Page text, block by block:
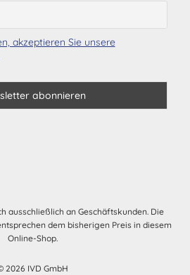
akzeptieren Sie unsere
ausschließlich an Geschäftskunden. Die
dem bisherigen Preis in diesem
Online-Shop.
2026 IVD GmbH